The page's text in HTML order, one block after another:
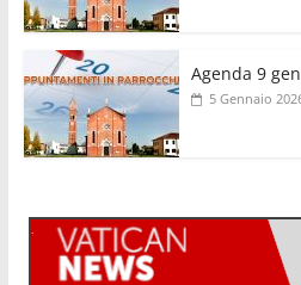
Agenda 9
5 Gennaio